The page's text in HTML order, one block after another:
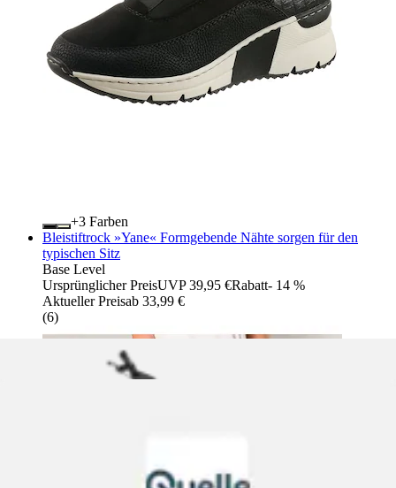
+
Farben
Bleistiftrock »Yane« Formgebende Nähte sorgen für den
typischen Sitz
Base Level
Ursprünglicher PreisUVP 39,95 €Rabatt- 14 %
Aktueller Preisab 33,99 €
(6)